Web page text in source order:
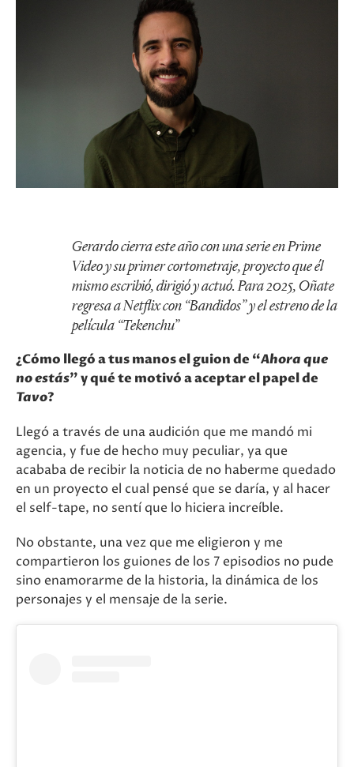
Gerardo cierra este año con una serie en Prime
Video y su primer cortometraje, proyecto que él
mismo escribió, dirigió y actuó. Para 2025, Oñate
regresa a Netflix con “Bandidos” y el estreno de la
película “Tekenchu”
¿Cómo llegó a tus manos el guion de “Ahora que
no estás” y qué te motivó a aceptar el papel de
Tavo?
Llegó a través de una audición que me mandó mi
agencia, y fue de hecho muy peculiar, ya que
acababa de recibir la noticia de no haberme quedado
en un proyecto el cual pensé que se daría, y al hacer
el self-tape, no sentí que lo hiciera increíble.
No obstante, una vez que me eligieron y me
compartieron los guiones de los 7 episodios no pude
sino enamorarme de la historia, la dinámica de los
personajes y el mensaje de la serie.